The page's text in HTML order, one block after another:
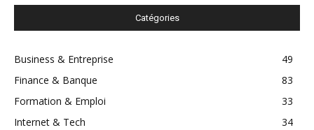
Catégories
Business & Entreprise
49
Finance & Banque
83
Formation & Emploi
33
Internet & Tech
34